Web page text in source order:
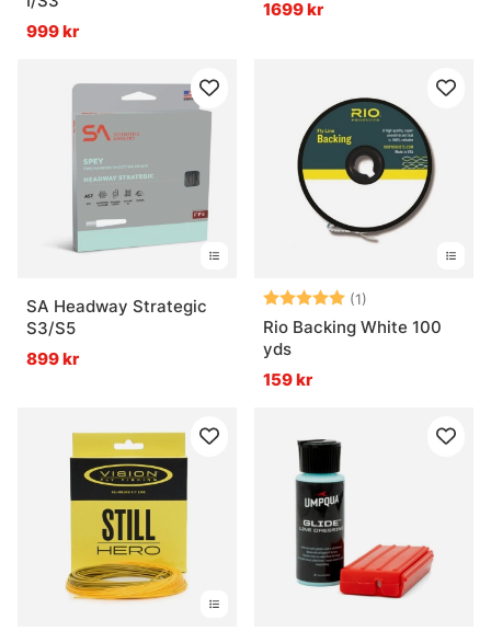
999 kr
1699 kr
SA Headway Strategic
S3/S5
899 kr
Betyg: (1)
Rio Backing White 100
yds
159 kr